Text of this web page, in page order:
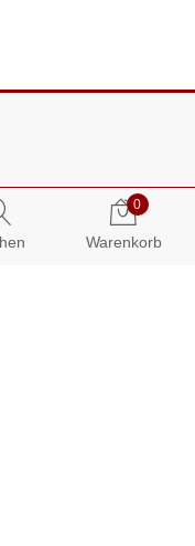
0
Warenkorb